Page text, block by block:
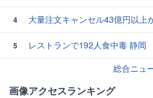
4 大量注文キャンセル43億円以上
5
レストランで192人食中毒 静岡
総合ニュ
画像アクセスランキング